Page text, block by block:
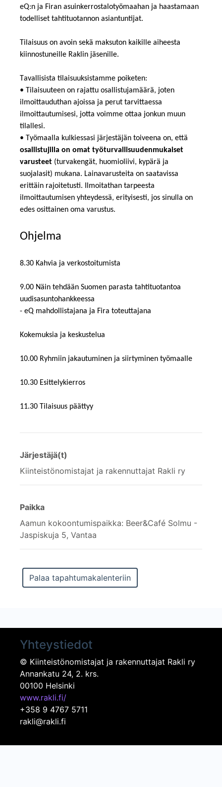
eQ:n ja Firan asuinkerrostalotyömaahan ja haastamaan
todelliset tahtituotannon asiantuntijat.
Tilaisuus on avoin sekä maksuton kaikille aiheesta
kiinnostuneille Raklin jäsenille.
Tavallisista tilaisuuksistamme poiketen:
• Tilaisuuteen on rajattu osallistujamäärä, joten
ilmoittauduthan ajoissa ja perut tarvittaessa
ilmoittautumisesi, jotta voimme ottaa jonkun muun
tilallesi.
• Työmaalla kulkiessasi järjestäjän toiveena on, että
osallistujilla on omat työturvallisuudenmukaiset
varusteet (turvakengät, huomioliivi, kypärä ja
suojalasit) mukana. Lainavarusteita on saatavissa
erittäin rajoitetusti. Ilmoitathan tarpeesta
ilmoittautumisen yhteydessä, erityisesti, jos sinulla on
edes osittainen oma varustus.
Ohjelma
8.30 Kahvia ja verkostoitumista
9.00 Näin tehdään Suomen parasta tahtituotantoa
uudisasuntohankkeessa
- eQ mahdollistajana ja Fira toteuttajana
Kokemuksia ja keskustelua
10.00 Ryhmiin jakautuminen ja siirtyminen työmaalle
10.30 Esittelykierros
11.30 Tilaisuus päättyy
Järjestäjä(t)
Kiinteistönomistajat ja rakennuttajat Rakli ry
Paikka
Aamun kokoontumispaikka: Beer&Café Solmu -
Jaspiskuja 5, Vantaa
Yhteystiedot
© Kiinteistönomistajat ja rakennuttajat Rakli ry
Annankatu 24, 2. krs.
00100 Helsinki
www.rakli.fi/
+358 9 4767 5711
rakli@rakli.fi